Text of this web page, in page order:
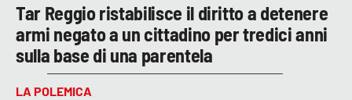
Tar Reggio ristabilisce il diritto a detenere
armi negato a un cittadino per tredici anni
sulla base di una parentela
LA POLEMICA